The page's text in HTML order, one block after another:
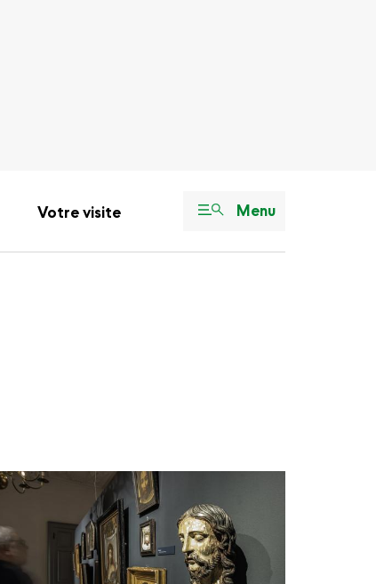
Votre visite Menu